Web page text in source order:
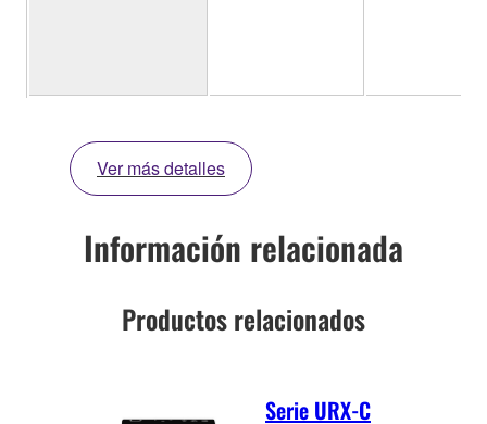
Ver más detalles
Información relacionada
Productos relacionados
Serie URX-C